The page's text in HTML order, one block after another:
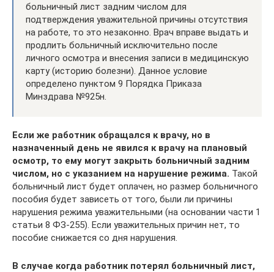
больничный лист задним числом для
подтверждения уважительной причины отсутствия
на работе, то это незаконно. Врач вправе выдать и
продлить больничный исключительно после
личного осмотра и внесения записи в медицинскую
карту (историю болезни). Данное условие
определено пунктом 9 Порядка Приказа
Минздрава №925н.
Если же работник обращался к врачу, но в
назначенный день не явился к врачу на плановый
осмотр, то ему могут закрыть больничный задним
числом, но с указанием на нарушение режима. Такой
больничный лист будет оплачен, но размер больничного
пособия будет зависеть от того, были ли причины
нарушения режима уважительными (на основании части 1
статьи 8 ФЗ-255). Если уважительных причин нет, то
пособие снижается со дня нарушения.
В случае когда работник потерял больничный лист,